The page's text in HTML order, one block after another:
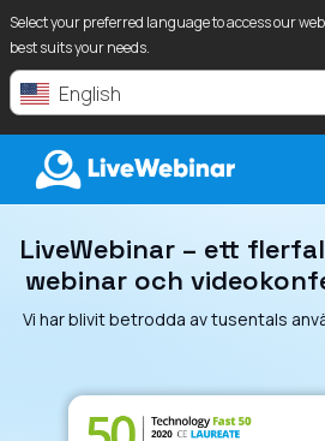
Select your preferred language to access our
best suits your needs.
English
LIVEWEBINAR.COM
LiveWebinar – ett
webinar och
Vi har blivit betrodda av tusentals